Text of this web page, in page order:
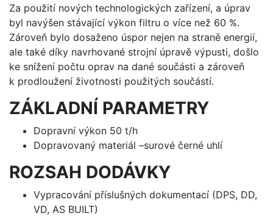
Za použití nových technologických zařízení, a úprav
byl navýšen stávající výkon filtru o více než 60 %.
Zároveň bylo dosaženo úspor nejen na straně energií,
ale také díky navrhované strojní úpravě výpusti, došlo
ke snížení počtu oprav na dané součásti a zároveň
k prodloužení životnosti použitých součástí.
ZÁKLADNÍ PARAMETRY
Dopravní výkon 50 t/h
Dopravovaný materiál –surové černé uhlí
ROZSAH DODÁVKY
Vypracování příslušných dokumentací (DPS, DD,
VD, AS BUILT)